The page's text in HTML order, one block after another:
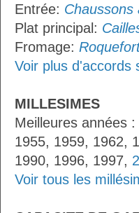
Entrée: Chaussons
Plat principal:
Fromage:
Voir plus d'accords
MILLESIMES
Meilleures années
1955, 1959, 1962,
1990, 1996, 1997,
Voir tous les